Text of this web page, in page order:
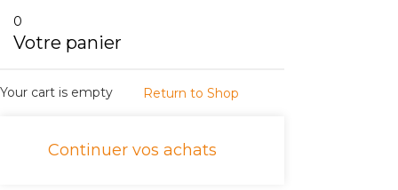
0
Votre panier
Your cart is empty Return to Shop
Continuer vos achats